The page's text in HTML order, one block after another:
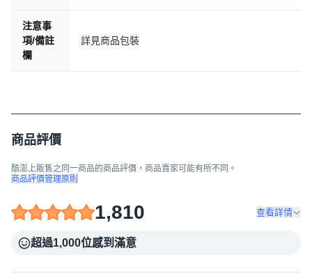
注意事
項/備註
欄
詳見商品包裝
商品評價
酷澎上販售之同一商品的商品評價，商品賣家可能有所不同。
商品評價管理原則
1,810 查看詳情
超過1,000位感到滿意